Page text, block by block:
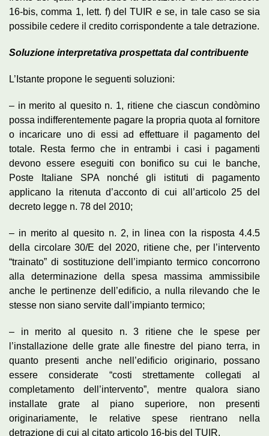
16-bis, comma 1, lett. f) del TUIR e se, in tale caso se sia
possibile cedere il credito corrispondente a tale detrazione.
Soluzione interpretativa prospettata dal contribuente
L’Istante propone le seguenti soluzioni:
– in merito al quesito n. 1, ritiene che ciascun condòmino
possa indifferentemente pagare la propria quota al fornitore
o incaricare uno di essi ad effettuare il pagamento del
totale. Resta fermo che in entrambi i casi i pagamenti
devono essere eseguiti con bonifico su cui le banche,
Poste Italiane SPA nonché gli istituti di pagamento
applicano la ritenuta d’acconto di cui all’articolo 25 del
decreto legge n. 78 del 2010;
– in merito al quesito n. 2, in linea con la risposta 4.4.5
della circolare 30/E del 2020, ritiene che, per l’intervento
“trainato” di sostituzione dell’impianto termico concorrono
alla determinazione della spesa massima ammissibile
anche le pertinenze dell’edificio, a nulla rilevando che le
stesse non siano servite dall’impianto termico;
– in merito al quesito n. 3 ritiene che le spese per
l’installazione delle grate alle finestre del piano terra, in
quanto presenti anche nell’edificio originario, possano
essere considerate “costi strettamente collegati al
completamento dell’intervento”, mentre qualora siano
installate grate al piano superiore, non presenti
originariamente, le relative spese rientrano nella
detrazione di cui al citato articolo 16-bis del TUIR.